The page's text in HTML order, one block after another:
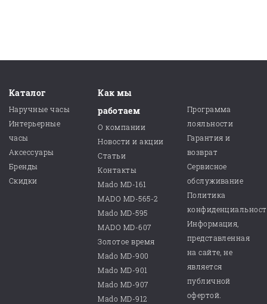
Каталог
Наручные часы
Интерьерные
часы
Аксессуары
Бренды
Скидки
Как мы
работаем
О компании
Новости и акции
Статьи
Контакты
Mado MD-161
MADO MD-565-2
Mado MD-595
MADO MD-607
Золотое время
Mado MD-900
Mado MD-901
Mado MD-907
Mado MD-912
Программа
лояльности
Гарантия и
возврат
Сервисное
обслуживание
Политика
Информация,
представленная
на сайте, не
является
публичной
офертой.